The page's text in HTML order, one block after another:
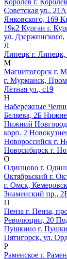
Королёв г.
Советская ул.,
Янковского, 169
19к2 Курган г.
ул. Дзержинского,
Л
Липецк г.
М
Магнитогорск г.
г. Мурманск,
Лётная ул., с19
Н
Набережные
Беляева, 2Б
Нижний Новгород
корп. 2
Новороссийск г.
Новосибирск г.
О
Одинцово г.
Октябрьский г.
г. Омск,
Знаменский пр.,
П
Пенза г. Пенза,
Революции, 20
Пушкино г.
Пятигорск, ул.
Р
Раменское г.